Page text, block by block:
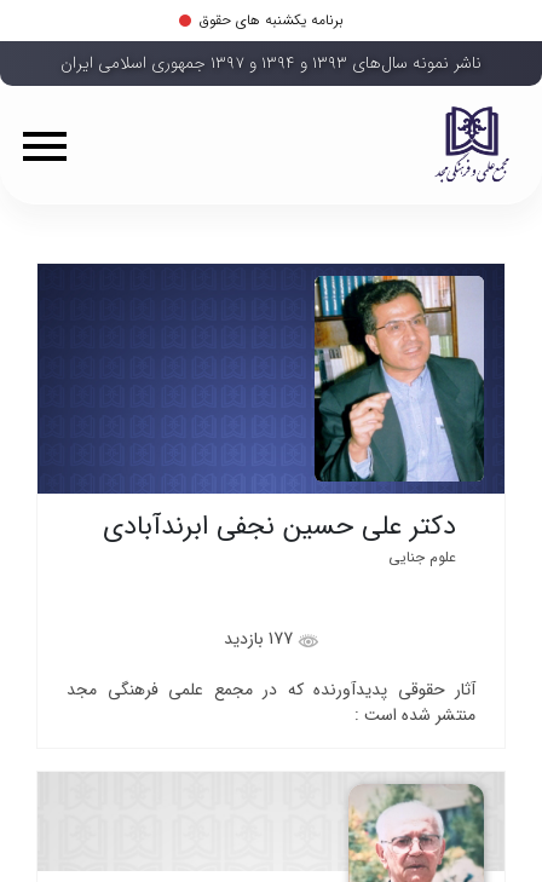
برنامه یکشنبه های حقوق
ناشر نمونه سال‌های ۱۳۹۳ و ۱۳۹۴ و ۱۳۹۷ جمهوری اسلامی ایران
دکتر علی حسین نجفی ابرندآبادی
علوم جنایی
177 بازدید
آثار حقوقی پدیدآورنده که در مجمع علمی فرهنگی مجد
منتشر شده است :